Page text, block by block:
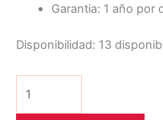
Garantia: 1 año por
Disponibilidad: 13